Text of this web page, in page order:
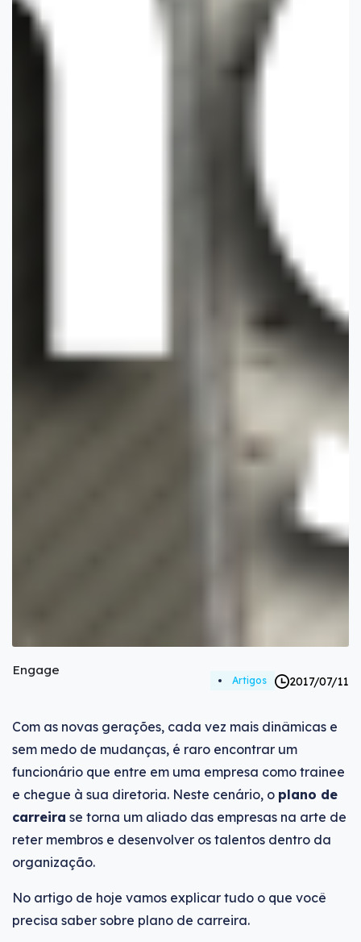
Engage
Artigos 2017/07/11
Com as novas gerações, cada vez mais dinâmicas e
sem medo de mudanças, é raro encontrar um
funcionário que entre em uma empresa como trainee
e chegue à sua diretoria. Neste cenário, o plano de
carreira se torna um aliado das empresas na arte de
reter membros e desenvolver os talentos dentro da
organização.
No artigo de hoje vamos explicar tudo o que você
precisa saber sobre plano de carreira.